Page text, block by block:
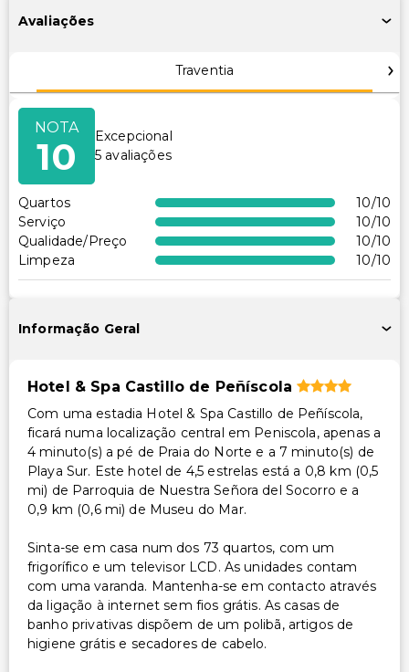
Piscina ao ar livre sazonal
Instalações de ginástica
Espaço para conferências
Acessibilidade
Sinalização em braille ou elevada
Recepção acessível para cadeira de rodas
Restaurante no local acessível para cadeira de rodas
Outros serviços
Equipa multilíngue
Avaliações
Traventia
NOTA
10
Excepcional
5 avaliações
Quartos 10/10
Serviço
10/10
Qualidade/Preço
10/10
Limpeza
10/10
Informação Geral
Hotel & Spa Castillo de Peñíscola
Com uma estadia Hotel & Spa Castillo de Peñíscola,
ficará numa localização central em Peniscola, apenas a
4 minuto(s) a pé de Praia do Norte e a 7 minuto(s) de
Playa Sur. Este hotel de 4,5 estrelas está a 0,8 km (0,5
mi) de Parroquia de Nuestra Señora del Socorro e a
0,9 km (0,6 mi) de Museu do Mar.
Sinta-se em casa num dos 73 quartos, com um
frigorífico e um televisor LCD. As unidades contam
com uma varanda. Mantenha-se em contacto através
da ligação à internet sem fios grátis. As casas de
banho privativas dispõem de um polibã, artigos de
higiene grátis e secadores de cabelo.